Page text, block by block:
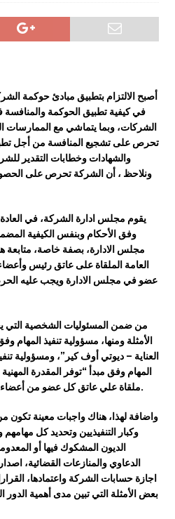
أصبح الالتزام بتطبيق مبادئ حوكمة
في كيفية تطبيق الحوكمة والمنافسة
الشركات، وبما يتماشي مع الممارسات
تحرص على تشجيع المنافسة من أجل
والشهادات وخطابات التقدير
ونلاحظ ، أن الشركة تحرص على الحصول
يقوم مجلس ادارة الشركة، في
وفق الأحكام وبنفس الكيفية
مجلس الادارة، بصفة خاصة، متابعة
العامة الملقاة علىعاتق رئيس
عضو في مجلس الادارة ويجب عليه الحرص
من ضمن المسئوليات الشخصية التي
الأمثلة ومنها، مسؤولية تنفيذ
العناية – ديوتي أوف كير”، ومسؤولية
المهام وفق مبدأ “توفر المقدرة
ملقاة علي عاتق كل عضو من أعضاء.
واضافة لهذا، هناك واجبات معينة تكون
وكبار التنفيذيين وتحديد كل
الديون المشكوك فيها أو
الدعاوي والمنازعات القضائية،
اجازة حسابات الشركة واعتمادها،
بعض الأمثلة التي تبين مدى أهمية